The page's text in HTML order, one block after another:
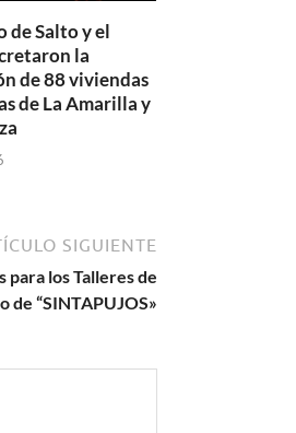
de Salto y el
la
de 88 viviendas
de La Amarilla y
SIGUIENTE
para los Talleres de
de “SINTAPUJOS»